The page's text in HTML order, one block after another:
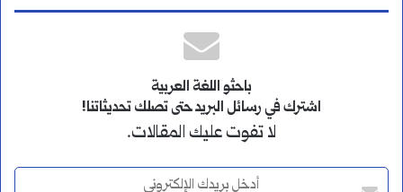
باحثو اللغة العربية
اشترك في رسائل البريد حتى تصلك تحديثاتنا!
لا تفوت عليك المقالات.